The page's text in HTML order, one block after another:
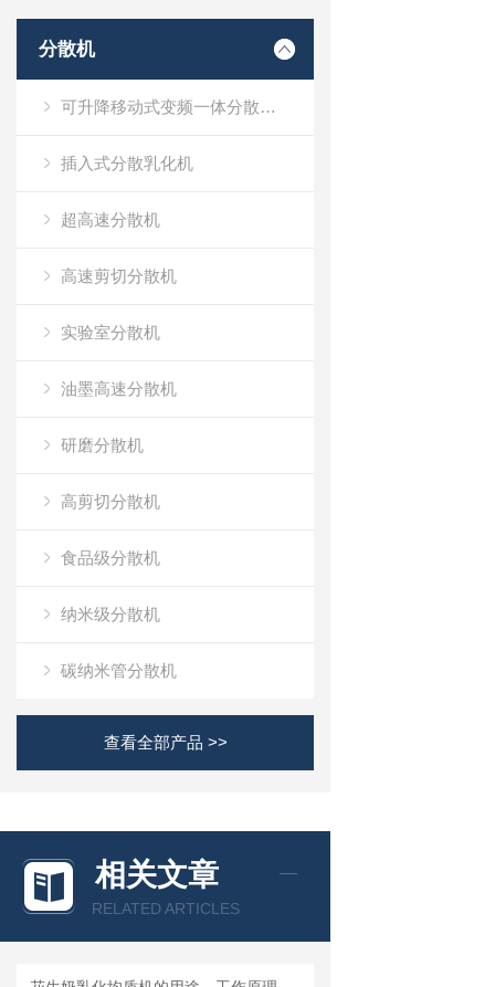
分散机
可升降移动式变频一体分散乳化机
插入式分散乳化机
超高速分散机
高速剪切分散机
实验室分散机
油墨高速分散机
研磨分散机
高剪切分散机
食品级分散机
纳米级分散机
碳纳米管分散机
查看全部产品 >>
相关文章
RELATED ARTICLES